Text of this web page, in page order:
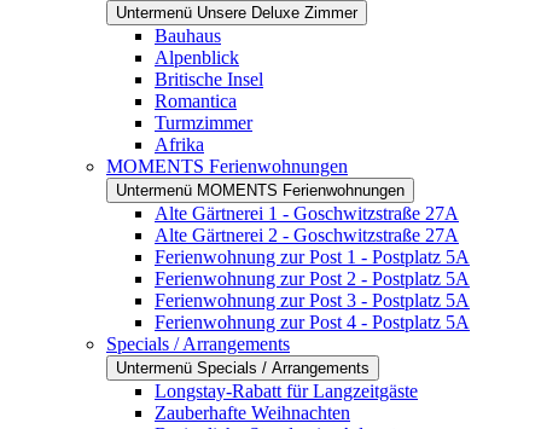
Untermenü Unsere Deluxe Zimmer
Bauhaus
Alpenblick
Britische Insel
Romantica
Turmzimmer
Afrika
MOMENTS Ferienwohnungen
Untermenü MOMENTS Ferienwohnungen
Alte Gärtnerei 1 - Goschwitzstraße 27A
Alte Gärtnerei 2 - Goschwitzstraße 27A
Ferienwohnung zur Post 1 - Postplatz 5A
Ferienwohnung zur Post 2 - Postplatz 5A
Ferienwohnung zur Post 3 - Postplatz 5A
Ferienwohnung zur Post 4 - Postplatz 5A
Specials / Arrangements
Untermenü Specials / Arrangements
Longstay-Rabatt für Langzeitgäste
Zauberhafte Weihnachten